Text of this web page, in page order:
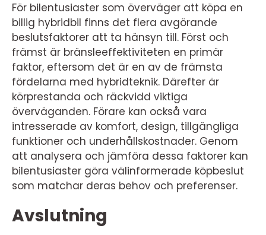
För bilentusiaster som överväger att köpa en
billig hybridbil finns det flera avgörande
beslutsfaktorer att ta hänsyn till. Först och
främst är bränsleeffektiviteten en primär
faktor, eftersom det är en av de främsta
fördelarna med hybridteknik. Därefter är
körprestanda och räckvidd viktiga
överväganden. Förare kan också vara
intresserade av komfort, design, tillgängliga
funktioner och underhållskostnader. Genom
att analysera och jämföra dessa faktorer kan
bilentusiaster göra välinformerade köpbeslut
som matchar deras behov och preferenser.
Avslutning